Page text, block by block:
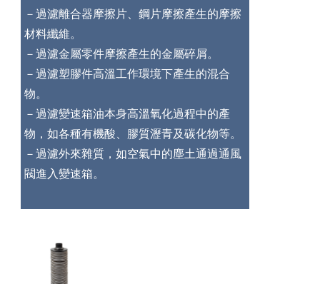
－過濾離合器摩擦片、鋼片摩擦產生的摩擦
材料纖維。
－過濾金屬零件摩擦產生的金屬碎屑。
－過濾塑膠件高溫工作環境下產生的混合
物。
－過濾變速箱油本身高溫氧化過程中的產
物，如各種有機酸、膠質瀝青及碳化物等。
－過濾外來雜質，如空氣中的塵土通過通風
閥進入變速箱。